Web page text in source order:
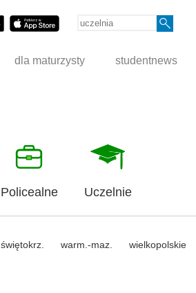
dla maturzysty studentnews
Policealne Uczelnie
świętokrz. warm.-maz. wielkopolskie